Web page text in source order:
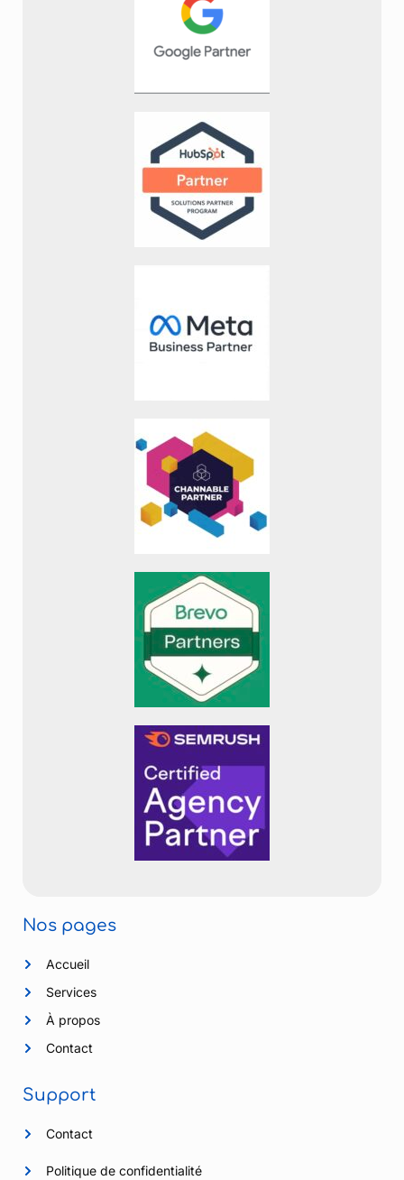
Nos pages
Accueil
Services
À propos
Contact
Support
Contact
Politique de confidentialité